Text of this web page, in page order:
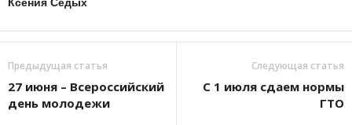
Предыдущая статья
27 июня – Всероссийский
день молодежи
Следующая статья
С 1 июля сдаем нормы
ГТО